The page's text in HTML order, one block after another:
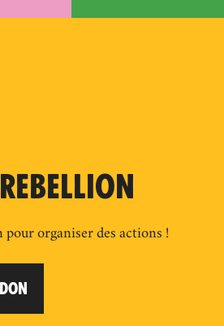
organiser des actions !